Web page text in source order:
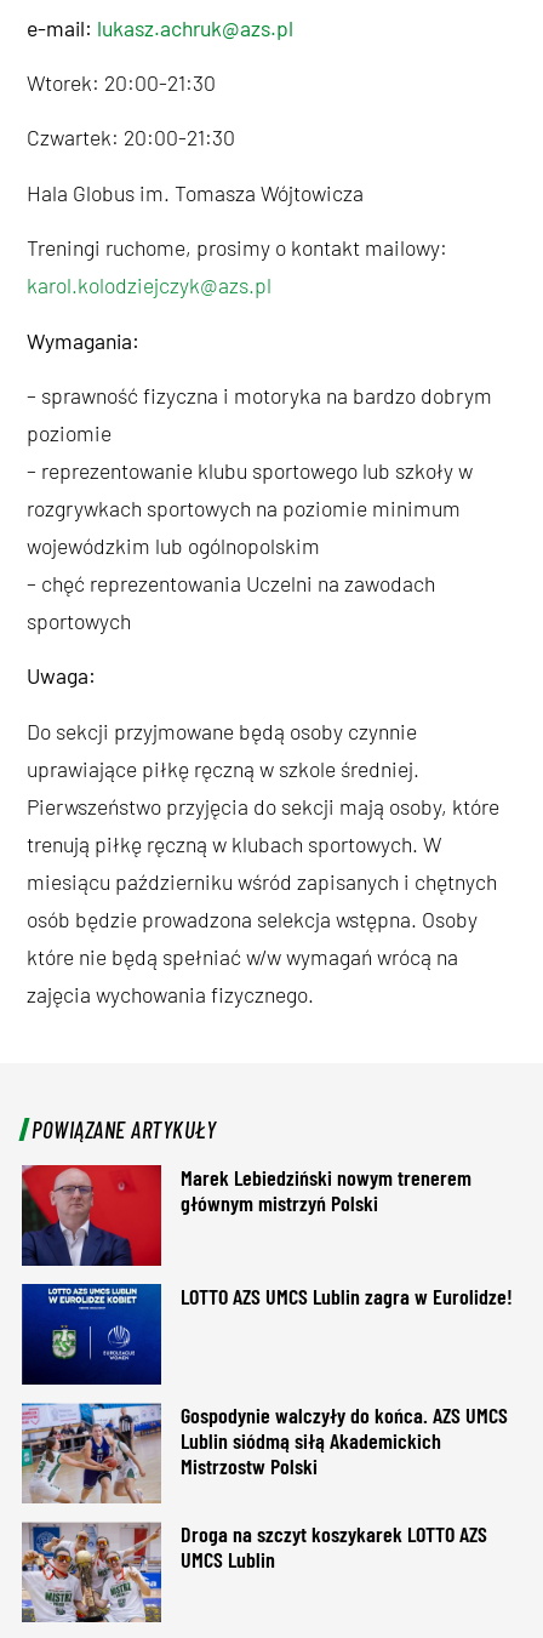
e-mail: lukasz.achruk@azs.pl
Wtorek: 20:00-21:30
Czwartek: 20:00-21:30
Hala Globus im. Tomasza Wójtowicza
Treningi ruchome, prosimy o kontakt mailowy:
karol.kolodziejczyk@azs.pl
Wymagania:
– sprawność fizyczna i motoryka na bardzo dobrym
poziomie
– reprezentowanie klubu sportowego lub szkoły w
rozgrywkach sportowych na poziomie minimum
wojewódzkim lub ogólnopolskim
– chęć reprezentowania Uczelni na zawodach
sportowych
Uwaga:
Do sekcji przyjmowane będą osoby czynnie
uprawiające piłkę ręczną w szkole średniej.
Pierwszeństwo przyjęcia do sekcji mają osoby, które
trenują piłkę ręczną w klubach sportowych. W
miesiącu październiku wśród zapisanych i chętnych
osób będzie prowadzona selekcja wstępna. Osoby
które nie będą spełniać w/w wymagań wrócą na
zajęcia wychowania fizycznego.
POWIĄZANE ARTYKUŁY
Marek Lebiedziński nowym trenerem
głównym mistrzyń Polski
LOTTO AZS UMCS Lublin zagra w Eurolidze!
Gospodynie walczyły do końca. AZS UMCS
Lublin siódmą siłą Akademickich
Mistrzostw Polski
Droga na szczyt koszykarek LOTTO AZS
UMCS Lublin